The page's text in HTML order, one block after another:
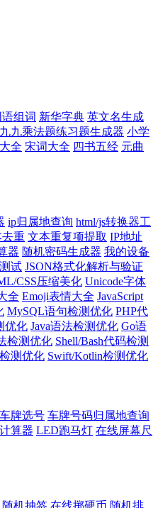
组词 新华字典 英文名生成
九九乘法题练习题生成器 小学
全 宋词大全 四书五经 元曲
ip归属地查询 html/js转换器工
重 文本重复项提取 IP地址
器 随机密码生成器 我的设备
试 JSON格式化解析与验证
CSS压缩美化 Unicode字体
全 Emoji表情大全 JavaScript
MySQL语句检测优化 PHP代
优化 Java语法检测优化 Go语
检测优化 Shell/Bash代码检测
测优化 Swift/Kotlin检测优化
牌选号 车牌号码归属地查询
算器 LED跑马灯 在线屏幕尺
随机抽签 在线掷硬币 随机排